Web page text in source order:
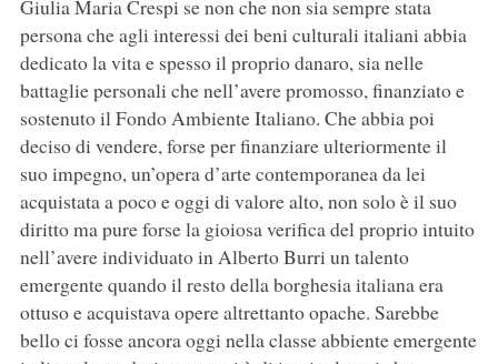
Giulia Maria Crespi se non che non sia sempre stata
persona che agli interessi dei beni culturali italiani abbia
dedicato la vita e spesso il proprio danaro, sia nelle
battaglie personali che nell’avere promosso, finanziato e
sostenuto il Fondo Ambiente Italiano. Che abbia poi
deciso di vendere, forse per finanziare ulteriormente il
suo impegno, un’opera d’arte contemporanea da lei
acquistata a poco e oggi di valore alto, non solo è il suo
diritto ma pure forse la gioiosa verifica del proprio intuito
nell’avere individuato in Alberto Burri un talento
emergente quando il resto della borghesia italiana era
ottuso e acquistava opere altrettanto opache. Sarebbe
bello ci fosse ancora oggi nella classe abbiente emergente